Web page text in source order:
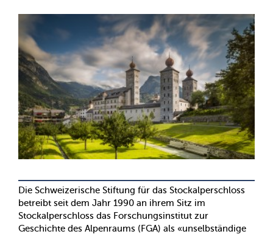
Die Schweizerische Stiftung für das Stockalperschloss
betreibt seit dem Jahr 1990 an ihrem Sitz im
Stockalperschloss das Forschungsinstitut zur
Geschichte des Alpenraums (FGA) als «unselbständige